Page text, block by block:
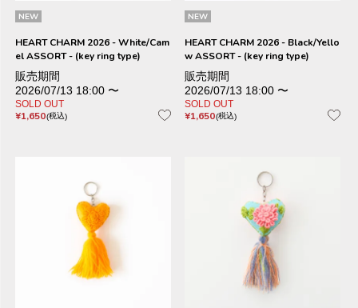
NEW
HEART CHARM 2026 - White/Cam
el ASSORT - (key ring type)
販売期間
2026/07/13 18:00 〜
SOLD OUT
¥1,650 税込
NEW
HEART CHARM 2026 - Black/Yello
w ASSORT - (key ring type)
販売期間
2026/07/13 18:00 〜
SOLD OUT
¥1,650 税込